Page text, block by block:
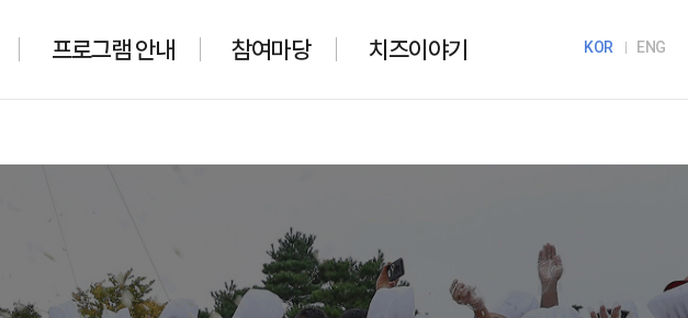
프로그램 안내 참여마당 치즈이야기 KOR ENG